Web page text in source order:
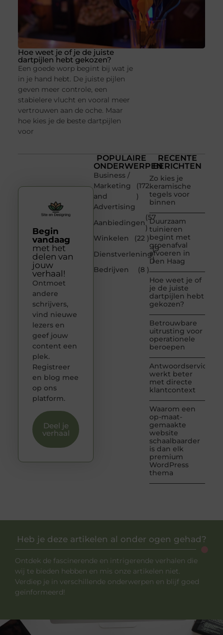
Hoe weet je of je de juiste
dartpijlen hebt gekozen?
Een goede worp begint bij wat je
in je hand hebt. De juiste pijlen
geven meer controle, een
stabielere vlucht en vooral meer
vertrouwen aan de oche. Maar
hoe kies je de beste dartpijlen
voor
POPULAIRE
ONDERWERPEN
Business /
Marketing
and
Advertising
(172
)
Aanbiedingen
(57
)
Winkelen
(22 )
Dienstverlening
(9
)
Bedrijven
(8 )
RECENTE
BERICHTEN
Zo kies je
keramische
tegels voor
binnen
Duurzaam
tuinieren
begint met
groenafval
afvoeren in
Den Haag
Hoe weet je of
je de juiste
dartpijlen hebt
gekozen?
Betrouwbare
uitrusting voor
operationele
beroepen
Antwoordservice
werkt beter
met directe
klantcontext
Waarom een
op-maat-
gemaakte
website
schaalbaarder
is dan elk
premium
WordPress
thema
Begin
vandaag
met het
delen van
jouw
verhaal!
Ontmoet
andere
schrijvers,
vind nieuwe
lezers en
geef jouw
content een
plek.
Registreer
en blog mee
op ons
platform.
Deel je
verhaal
Heb je deze artikelen al onder ogen gehad?
Ontdek de fascinerende en intrigerende verhalen die
wij te bieden hebben en mis onze artikelen niet.
Verdiep je in verschillende onderwerpen en blijf goed
geïnformeerd!